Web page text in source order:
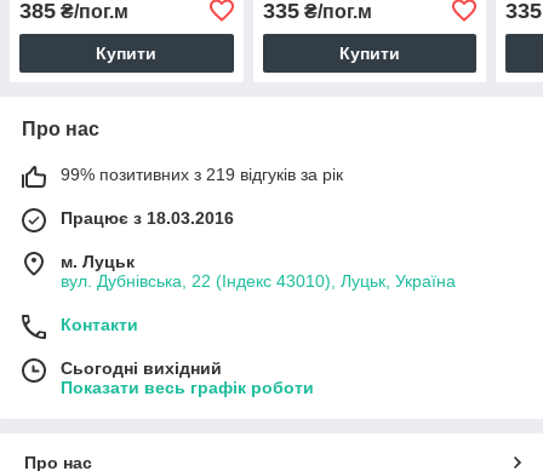
0003)
385 ₴/пог.м
Купити
335₴/пог.м
Купити
335
Про нас
99% позитивних з 219 відгуків за рік
Працює з 18.03.2016
м. Луцьк
вул. Дубнівська, 22 (Індекс 43010), Луцьк, Україна
Контакти
Сьогодні вихідний
Показати весь графік роботи
Про нас